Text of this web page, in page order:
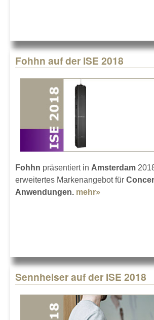
Fohhn auf der ISE 2018
Fohhn präsentiert in Amsterdam
erweitertes Markenangebot für
Anwendungen. mehr»
Sennheiser auf der ISE 2018